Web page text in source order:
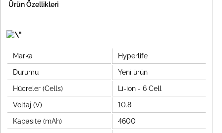
Ürün Özellikleri
Marka Hyperlife
Durumu Yeni ürün
Hücreler (Cells) Li-ion - 6 Cell
Voltaj (V) 10.8
Kapasite (mAh) 4600